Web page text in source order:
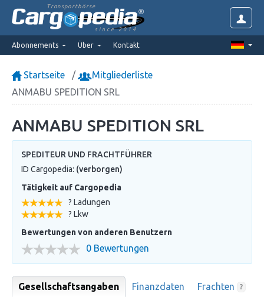
Transportbörse
since 2014
Abonnements Über Kontakt
Startseite
Mitgliederliste
ANMABU SPEDITION SRL
ANMABU SPEDITION SRL
SPEDITEUR UND FRACHTFÜHRER
ID Cargopedia: (verborgen)
Tätigkeit auf Cargopedia
? Ladungen
? Lkw
Bewertungen von anderen Benutzern
0 Bewertungen
Gesellschaftsangaben Finanzdaten Frachten ?